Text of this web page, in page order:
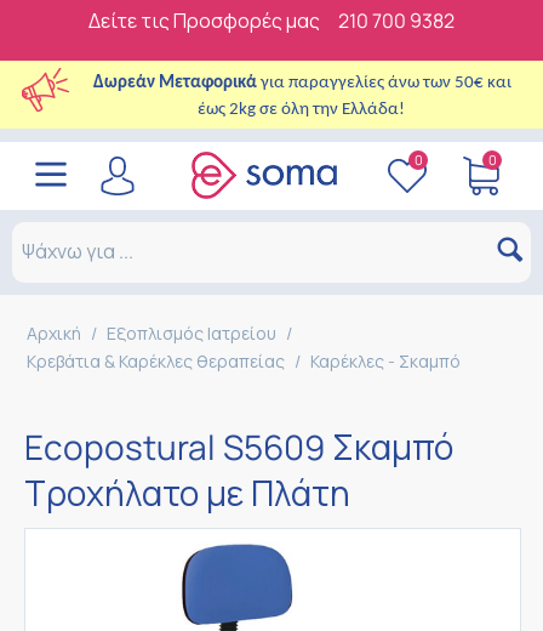
Δείτε τις Προσφορές μας 210 700 9382
Δωρεάν Μεταφορικά για παραγγελίες άνω των 50€ και
έως 2kg σε όλη την Ελλάδα!
0 0
Αρχική / Εξοπλισμός Ιατρείου /
Κρεβάτια & Καρέκλες θεραπείας / Καρέκλες - Σκαμπό
Ecopostural S5609 Σκαμπό
Τροχήλατο με Πλάτη